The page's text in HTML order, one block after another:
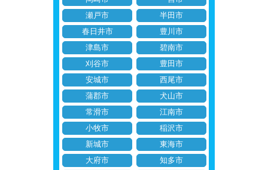
瀬戸市
半田市
春日井市
豊川市
津島市
碧南市
刈谷市
豊田市
安城市
西尾市
蒲郡市
犬山市
常滑市
江南市
小牧市
稲沢市
新城市
東海市
大府市
知多市